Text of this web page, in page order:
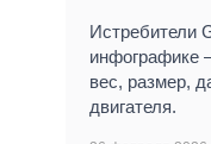
Истребители
инфографике
вес, размер,
двигателя.